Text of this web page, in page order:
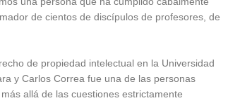
de cientos de discípulos de profesores, de
de propiedad intelectual en la Universidad
y Carlos Correa fue una de las personas
allá de las cuestiones estrictamente